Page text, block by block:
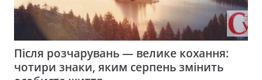
Після розчарувань — велике кохання:
чотири знаки, яким серпень змінить